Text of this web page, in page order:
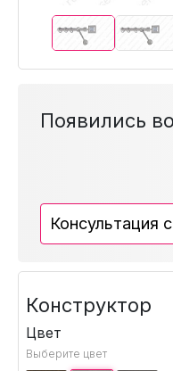
Появились
Консультация
Конструктор
Цвет
Выберите цвет